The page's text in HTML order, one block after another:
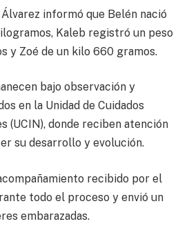
informó que Belén nació
Kaleb registró un peso
y Zoé de un kilo 660 gramos.
bajo observación y
en la Unidad de Cuidados
(UCIN), donde reciben atención
su desarrollo y evolución.
recibido por el
todo el proceso y envió un
embarazadas.